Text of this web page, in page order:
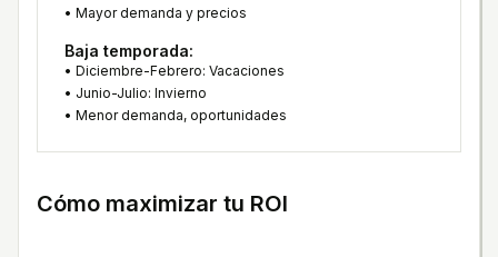
• Mayor demanda y precios
Baja temporada:
• Diciembre-Febrero: Vacaciones
• Junio-Julio: Invierno
• Menor demanda, oportunidades
Cómo maximizar tu ROI